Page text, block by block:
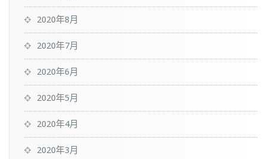
2020年8月
2020年7月
2020年6月
2020年5月
2020年4月
2020年3月